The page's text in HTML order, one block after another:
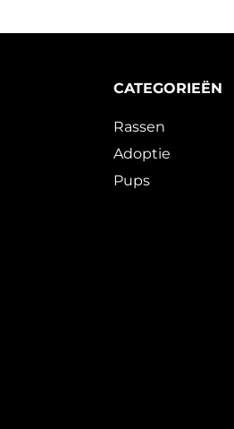
CATEGORIEËN
Rassen
Adoptie
Pups